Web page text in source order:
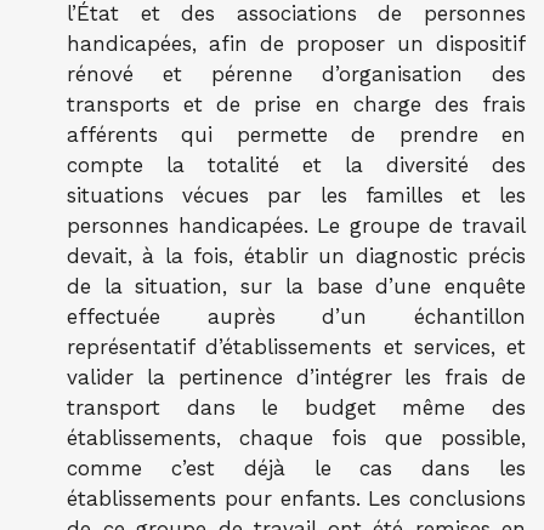
l’État et des associations de personnes
handicapées, afin de proposer un dispositif
rénové et pérenne d’organisation des
transports et de prise en charge des frais
afférents qui permette de prendre en
compte la totalité et la diversité des
situations vécues par les familles et les
personnes handicapées. Le groupe de travail
devait, à la fois, établir un diagnostic précis
de la situation, sur la base d’une enquête
effectuée auprès d’un échantillon
représentatif d’établissements et services, et
valider la pertinence d’intégrer les frais de
transport dans le budget même des
établissements, chaque fois que possible,
comme c’est déjà le cas dans les
établissements pour enfants. Les conclusions